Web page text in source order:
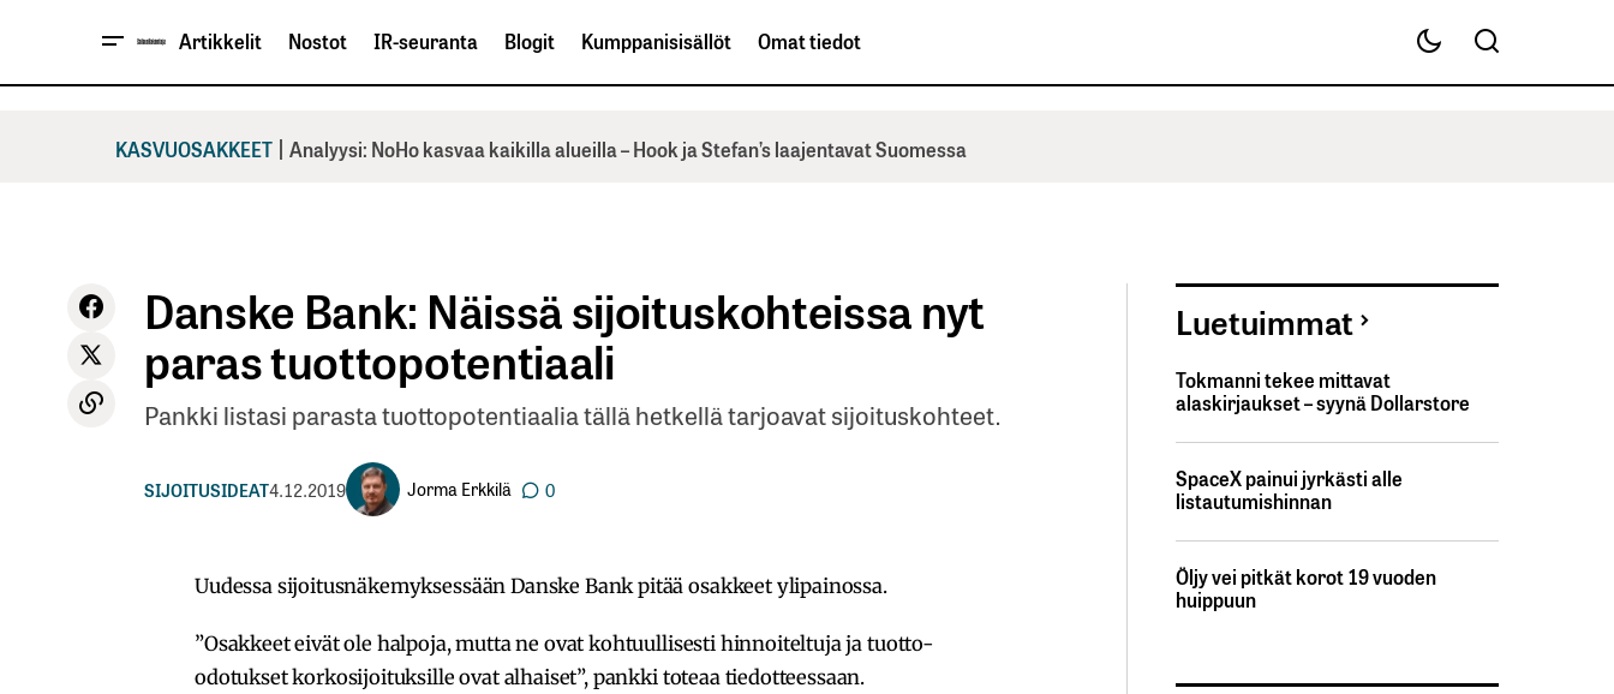
Artikkelit Nostot IR-seuranta Blogit Kumppanisisällöt Omat tiedot
KASVUOSAKKEET | Analyysi: NoHo kasvaa kaikilla alueilla – Hook ja Stefan’s laajentavat Suomessa
Danske Bank: Näissä sijoituskohteissa nyt
paras tuottopotentiaali
Pankki listasi parasta tuottopotentiaalia tällä hetkellä tarjoavat sijoituskohteet.
SIJOITUSIDEAT4.12.2019 Jorma Erkkilä 0
Uudessa sijoitusnäkemyksessään Danske Bank pitää osakkeet ylipainossa.
”Osakkeet eivät ole halpoja, mutta ne ovat kohtuullisesti hinnoiteltuja ja tuotto-
odotukset korkosijoituksille ovat alhaiset”, pankki toteaa tiedotteessaan.
Luetuimmat
Tokmanni tekee mittavat
alaskirjaukset – syynä Dollarstore
SpaceX painui jyrkästi alle
listautumishinnan
Öljy vei pitkät korot 19 vuoden
huippuun